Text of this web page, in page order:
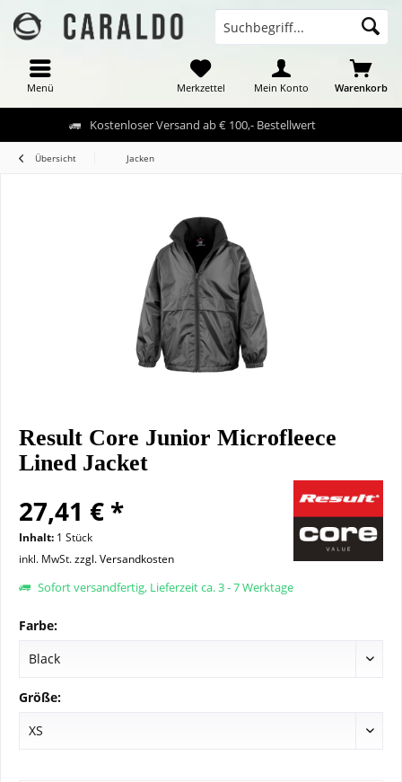
Kostenloser Versand ab € 100,- Bestellwert
Menü Warenkorb
Merkzettel Mein Konto
Übersicht Jacken
Result Core Junior Microfleece
Lined Jacket
27,41 € *
Inhalt: 1 Stück
inkl. MwSt.zzgl. Versandkosten
Sofort versandfertig, Lieferzeit ca. 3 - 7 Werktage
Farbe:
Größe: